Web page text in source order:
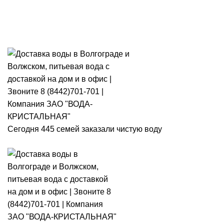
Сегодня 445 семей заказали чистую воду